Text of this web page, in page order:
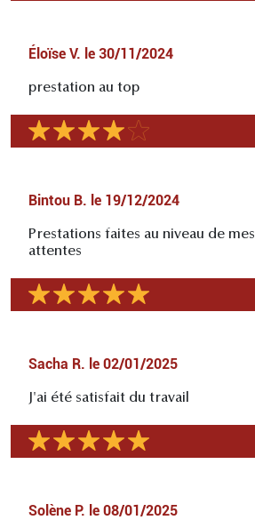
Éloïse V. le 30/11/2024
prestation au top
Bintou B. le 19/12/2024
Prestations faites au niveau de mes
attentes
Sacha R. le 02/01/2025
J'ai été satisfait du travail
Solène P. le 08/01/2025